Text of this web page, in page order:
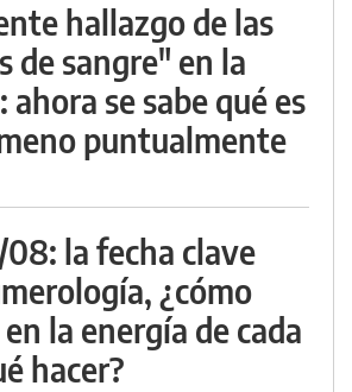
hallazgo de las
de sangre" en la
se sabe qué es
puntualmente
la fecha clave
¿cómo
la energía de cada
hacer?